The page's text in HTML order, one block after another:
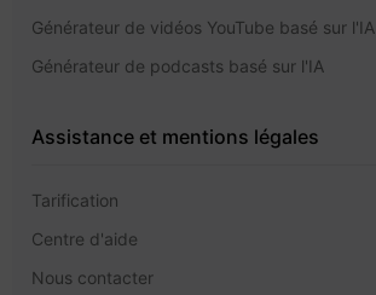
Générateur de vidéos YouTube basé sur l'IA
Générateur de podcasts basé sur l'IA
Assistance et mentions légales
Tarification
Centre d'aide
Nous contacter